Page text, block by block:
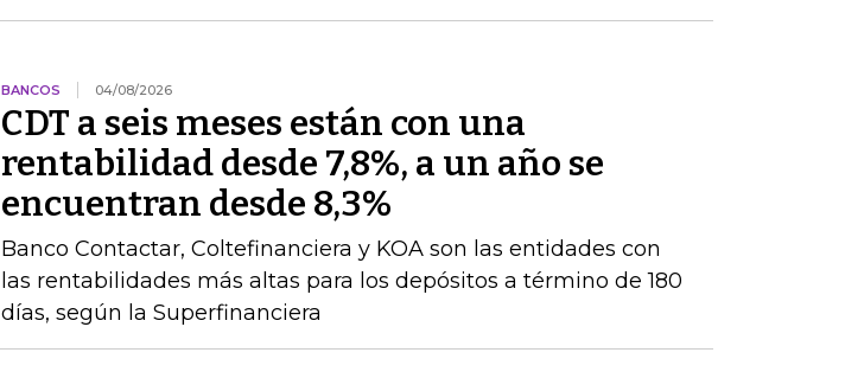
BANCOS 04/08/2026
CDT a seis meses están con una
rentabilidad desde 7,8%, a un año se
encuentran desde 8,3%
Banco Contactar, Coltefinanciera y KOA son las entidades con
las rentabilidades más altas para los depósitos a término de 180
días, según la Superfinanciera